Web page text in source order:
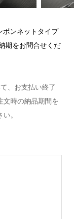
ンネットタイプ
期をお問合せくだ
、お支払い終了
文時の納品期間を
。